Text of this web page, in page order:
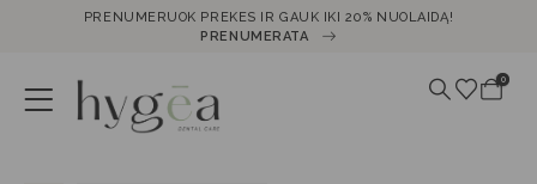
PRENUMERUOK PREKES IR GAUK IKI 20% NUOLAIDĄ!
PRENUMERATA
0